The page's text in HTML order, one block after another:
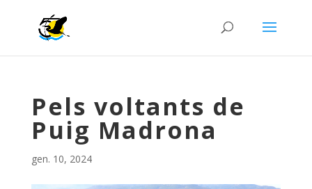
Pels voltants de
Puig Madrona
gen. 10, 2024